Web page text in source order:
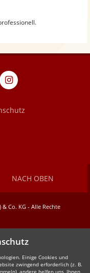
eventpeppers
NACH OBEN
Co. KG - Alle Rechte
Einige Cookies und
zwingend erforderlich (z. B.
andere helfen uns, Ihnen